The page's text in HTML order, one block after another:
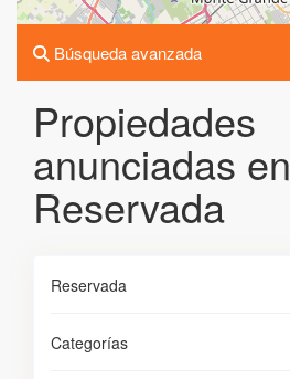
Búsqueda avanzada
Propiedades
anunciadas en
Reservada
Reservada
Categorías